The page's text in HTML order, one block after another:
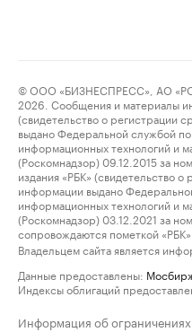
© ООО «БИЗНЕСПРЕСС», АО
2026. Сообщения и материалы
(свидетельство о регистрации
выдано Федеральной службой
информационных технологий и
(Роскомнадзор) 09.12.2015 за
издания «РБК» (свидетельство
информации выдано
информационных технологий и
(Роскомнадзор) 03.12.2021 за
сопровождаются пометкой «РБК».
Владельцем сайта является
Данные предоставлены:
Индексы облигаций
Информация об ограничениях